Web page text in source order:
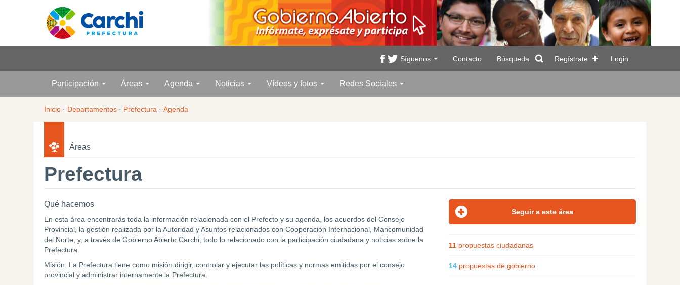
Síguenos Contacto Búsqueda Regístrate Login
Participación Áreas Agenda Noticias Vídeos y fotos Redes Sociales
Inicio · Departamentos · Prefectura · Agenda
Áreas
Prefectura
Qué hacemos
En esta área encontrarás toda la información relacionada con el Prefecto y su agenda, los acuerdos del Consejo
Provincial, la gestión realizada por la Autoridad y Asuntos relacionados con Cooperación Internacional, Mancomunidad
del Norte, y, a través de Gobierno Abierto Carchi, todo lo relacionado con la participación ciudadana y noticias sobre la
Prefectura.
Misión: La Prefectura tiene como misión dirigir, controlar y ejecutar las políticas y normas emitidas por el consejo
provincial y administrar internamente la Prefectura.
11 propuestas ciudadanas
14 propuestas de gobierno